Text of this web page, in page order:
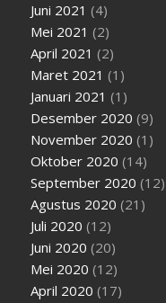
Juni 2021 (4)
Mei 2021 (2)
April 2021 (2)
Maret 2021 (1)
Januari 2021 (1)
Desember 2020 (9)
November 2020 (1)
Oktober 2020 (14)
September 2020 (12)
Agustus 2020 (21)
Juli 2020 (12)
Juni 2020 (20)
Mei 2020 (12)
April 2020 (17)